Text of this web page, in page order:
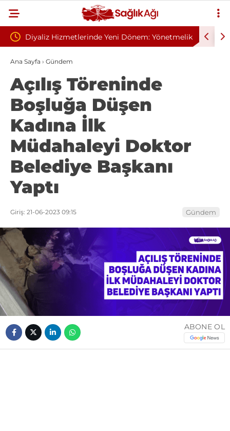
Dönem: Yönetmelik Sivilce Sandı, Cilt Kanseri Çıktı:
Ana Sayfa › Gündem
Açılış Töreninde
Boşluğa Düşen
Kadına İlk
Müdahaleyi Doktor
Belediye Başkanı
Yaptı
Giriş: 21-06-2023 09:15 Gündem
ABONE OL